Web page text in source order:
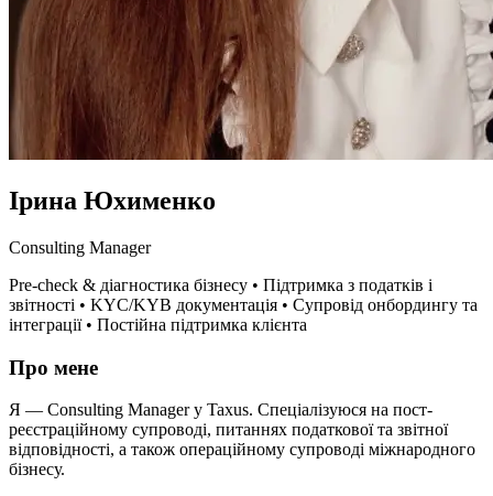
Ірина Юхименко
Consulting Manager
Pre-check & діагностика бізнесу • Підтримка з податків і
звітності • KYC/KYB документація • Супровід онбордингу та
інтеграції • Постійна підтримка клієнта
Про мене
Я — Consulting Manager у Taxus. Спеціалізуюся на пост-
реєстраційному супроводі, питаннях податкової та звітної
відповідності, а також операційному супроводі міжнародного
бізнесу.